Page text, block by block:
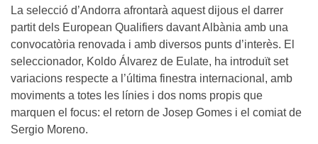
La selecció d’Andorra afrontarà aquest dijous el darrer
partit dels European Qualifiers davant Albània amb una
convocatòria renovada i amb diversos punts d’interès. El
seleccionador, Koldo Álvarez de Eulate, ha introduït set
variacions respecte a l’última finestra internacional, amb
moviments a totes les línies i dos noms propis que
marquen el focus: el retorn de Josep Gomes i el comiat de
Sergio Moreno.